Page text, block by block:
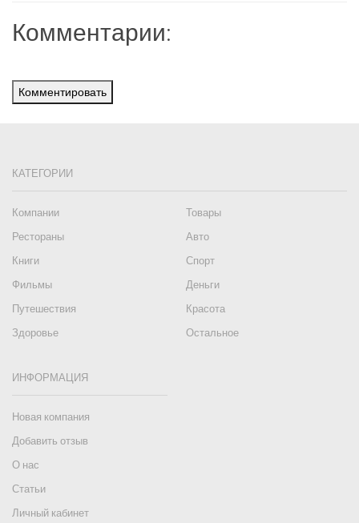
Комментарии:
Комментировать
КАТЕГОРИИ
Компании
Товары
Рестораны
Авто
Книги
Спорт
Фильмы
Деньги
Путешествия
Красота
Здоровье
Остальное
ИНФОРМАЦИЯ
Новая компания
Добавить отзыв
О нас
Статьи
Личный кабинет